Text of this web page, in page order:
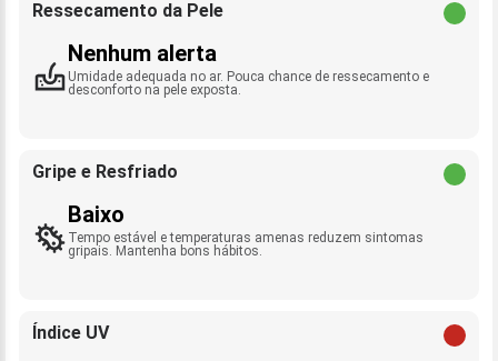
Ressecamento da Pele
Nenhum alerta
Umidade adequada no ar. Pouca chance de ressecamento e
desconforto na pele exposta.
Gripe e Resfriado
Baixo
Tempo estável e temperaturas amenas reduzem sintomas
gripais. Mantenha bons hábitos.
Índice UV